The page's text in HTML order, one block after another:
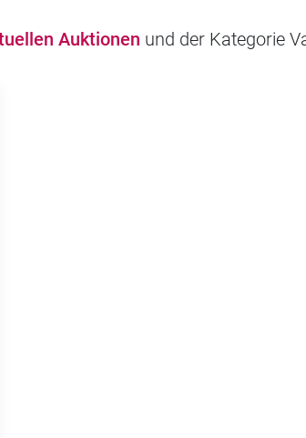
Auktionen und der Kategorie
hinzufügen